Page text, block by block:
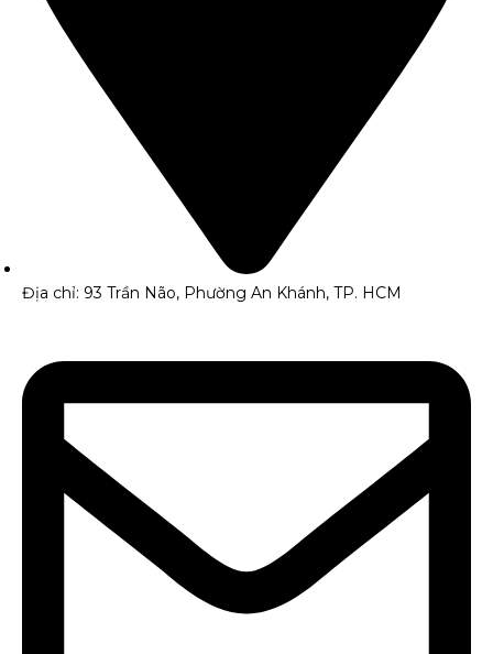
Địa chỉ: 93 Trần Não, Phường An Khánh, TP. HCM